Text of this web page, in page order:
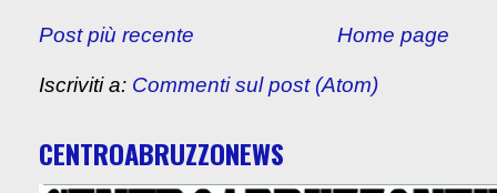
Post più recente Home page
Iscriviti a: Commenti sul post (Atom)
CENTROABRUZZONEWS